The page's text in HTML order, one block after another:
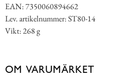
EAN: 7350060894662
Lev. artikelnummer: ST80-14
Vikt: 268 g
OM VARUMÄRKET